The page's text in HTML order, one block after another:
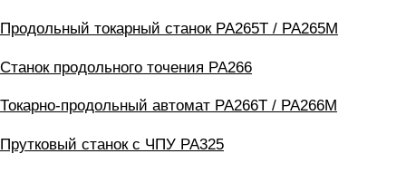
Продольный токарный станок PA265T / PA265M
Станок продольного точения PA266
Токарно-продольный автомат PA266T / PA266M
Прутковый станок с ЧПУ PA325